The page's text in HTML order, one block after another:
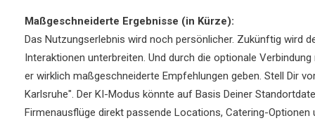
Maßgeschneiderte Ergebnisse (in Kürze):
Das Nutzungserlebnis wird noch persönlicher. Zukünftig wird
Interaktionen unterbreiten. Und durch die optionale
er wirklich maßgeschneiderte Empfehlungen geben. Stell Dir
Karlsruhe". Der KI-Modus könnte auf Basis Deiner
Firmenausflüge direkt passende Locations, Catering-